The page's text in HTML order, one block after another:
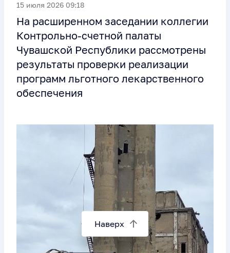
15 июля 2026 09:18
На расширенном заседании коллегии
Контрольно-счетной палаты
Чувашской Республики рассмотрены
результаты проверки реализации
программ льготного лекарственного
обеспечения
Наверх